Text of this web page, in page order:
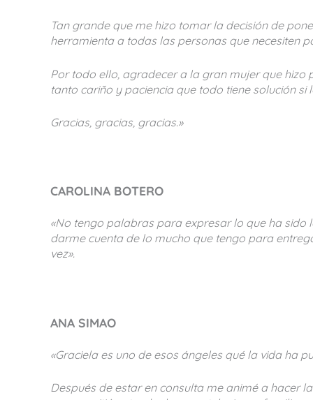
Tan grande que me hizo tomar la decisión de
herramienta a todas las personas que necesiten
Por todo ello, agradecer a la gran mujer que
tanto cariño y paciencia que todo tiene solución
Gracias, gracias, gracias.»
CAROLINA BOTERO
«No tengo palabras para expresar lo que ha sido
darme cuenta de lo mucho que tengo para
vez».
ANA SIMAO
«Graciela es uno de esos ángeles qué la vida ha
Después de estar en consulta me animé a hacer